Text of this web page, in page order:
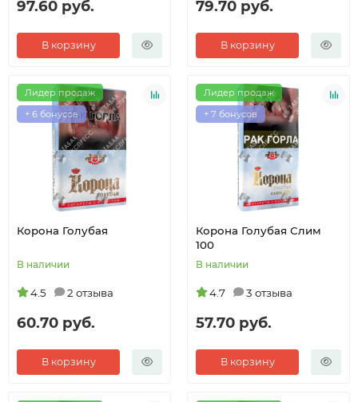
97.60 руб.
В корзину
79.70 руб.
В корзину
Лидер продаж
+ 6 бонусов
Корона Голубая
В наличии
4.5 2 отзыва
60.70 руб.
В корзину
Лидер продаж
+ 7 бонусов
Корона Голубая Слим
100
В наличии
4.7 3 отзыва
57.70 руб.
В корзину